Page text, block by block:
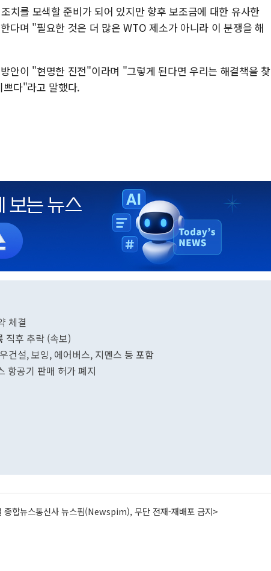
치를 모색할 준비가 되어 있지만 향후 보조금에 대한 유사한
다며 "필요한 것은 더 많은 WTO 제소가 아니라 이 분쟁을 해
안이 "현명한 진전"이라며 "그렇게 된다면 우리는 해결책을 찾
다"라고 말했다.
체결
직후 추락 (속보)
건설, 보잉, 에어버스, 지멘스 등 포함
항공기 판매 허가 폐지
종합뉴스통신사 뉴스핌(Newspim), 무단 전재-재배포 금지>